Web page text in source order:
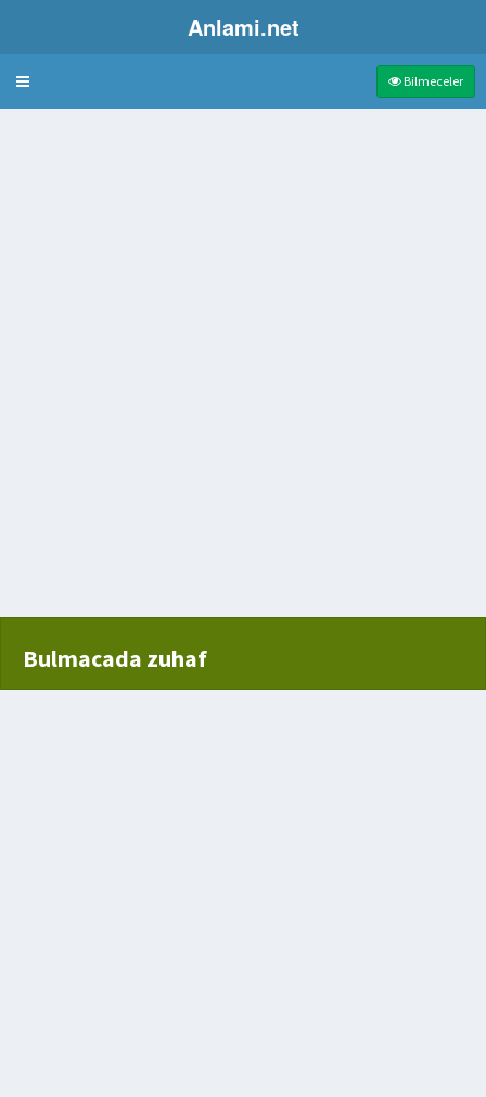
Anlami.net
Bulmaca Bilmeceler
Bulmacada zuhaf